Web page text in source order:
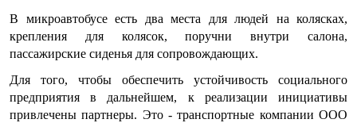
В микроавтобусе есть два места для людей на колясках,
крепления для колясок, поручни внутри салона,
пассажирские сиденья для сопровождающих.
Для того, чтобы обеспечить устойчивость социального
предприятия в дальнейшем, к реализации инициативы
привлечены партнеры. Это - транспортные компании ООО